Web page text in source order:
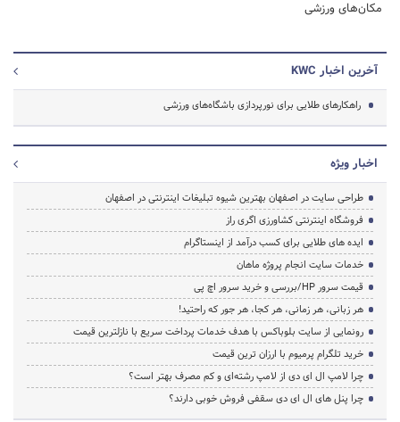
مکان‌های ورزشی
آخرین اخبار KWC
راهکارهای طلایی برای نورپردازی باشگاه‌های ورزشی
اخبار ویژه
طراحی سایت در اصفهان بهترین شیوه تبلیغات اینترنتی در اصفهان
فروشگاه اینترنتی کشاورزی اگری راز
ایده های طلایی برای کسب درآمد از اینستاگرام
خدمات سایت انجام پروژه ماهان
قیمت سرور HP/بررسی و خرید سرور اچ پی
هر زبانی، هر زمانی، هر کجا، هر جور که راحتید!
رونمایی از سایت بلوباکس با هدف خدمات پرداخت سریع با نازلترین قیمت
خرید تلگرام پرمیوم با ارزان ترین قیمت
چرا لامپ ال ای دی از لامپ رشته‌ای و کم مصرف بهتر است؟
چرا پنل های ال ای دی سقفی فروش خوبی دارند؟